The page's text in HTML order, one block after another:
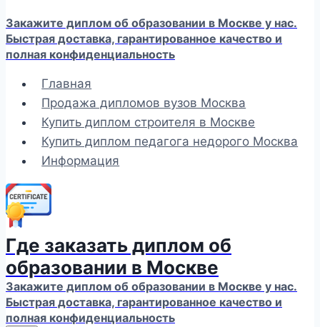
Закажите диплом об образовании в Москве у нас.
Быстрая доставка, гарантированное качество и
полная конфиденциальность
Главная
Продажа дипломов вузов Москва
Купить диплом строителя в Москве
Купить диплом педагога недорого Москва
Информация
Где заказать диплом об
образовании в Москве
Закажите диплом об образовании в Москве у нас.
Быстрая доставка, гарантированное качество и
полная конфиденциальность